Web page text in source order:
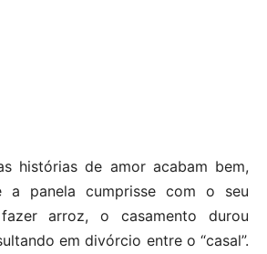
histórias de amor acabam bem,
a panela cumprisse com o seu
arroz, o casamento durou
em divórcio entre o “casal”.